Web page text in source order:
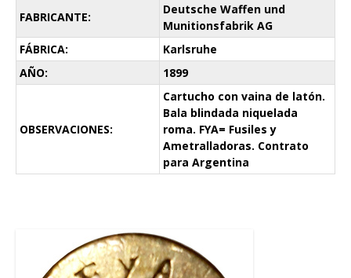
FABRICANTE:
Deutsche Waffen und
Munitionsfabrik AG
FÁBRICA:
Karlsruhe
AÑO:
1899
OBSERVACIONES:
Cartucho con vaina de latón.
Bala blindada niquelada
roma. FYA= Fusiles y
Ametralladoras. Contrato
para Argentina